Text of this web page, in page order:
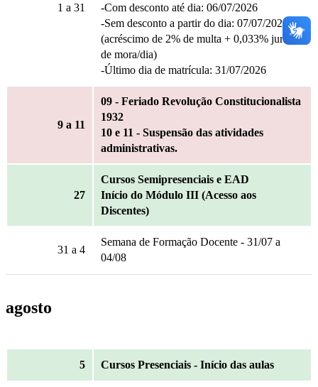
1 a 31
-Com desconto até dia: 06/07/2026
-Sem desconto a partir do dia: 07/07/2026
(acréscimo de 2% de multa + 0,033% juros
de mora/dia)
-Último dia de matrícula: 31/07/2026
9 a 11
09 - Feriado Revolução Constitucionalista
1932
10 e 11 - Suspensão das atividades
administrativas.
27
Cursos Semipresenciais e EAD
Início do Módulo III (Acesso aos
Discentes)
31 a 4
Semana de Formação Docente - 31/07 a
04/08
agosto
5 Cursos Presenciais - Início das aulas